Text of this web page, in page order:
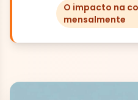
O impacto na
mensalmente